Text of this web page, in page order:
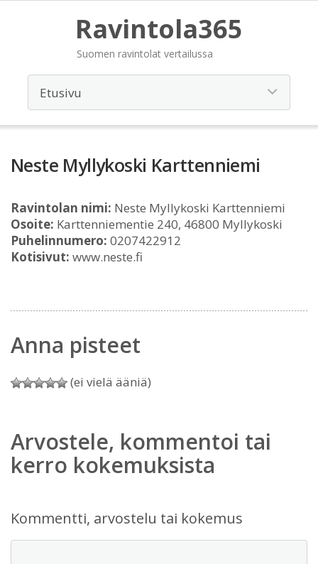
Ravintola365
Suomen ravintolat vertailussa
Neste Myllykoski Karttenniemi
Ravintolan nimi: Neste Myllykoski Karttenniemi
Osoite: Karttenniementie 240, 46800 Myllykoski
Puhelinnumero: 0207422912
Kotisivut: www.neste.fi
Anna pisteet
(ei vielä ääniä)
Arvostele, kommentoi tai
kerro kokemuksista
Kommentti, arvostelu tai kokemus